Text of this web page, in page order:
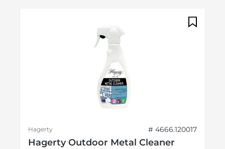
Hagerty # 4666.120017
Hagerty Outdoor Metal Cleaner